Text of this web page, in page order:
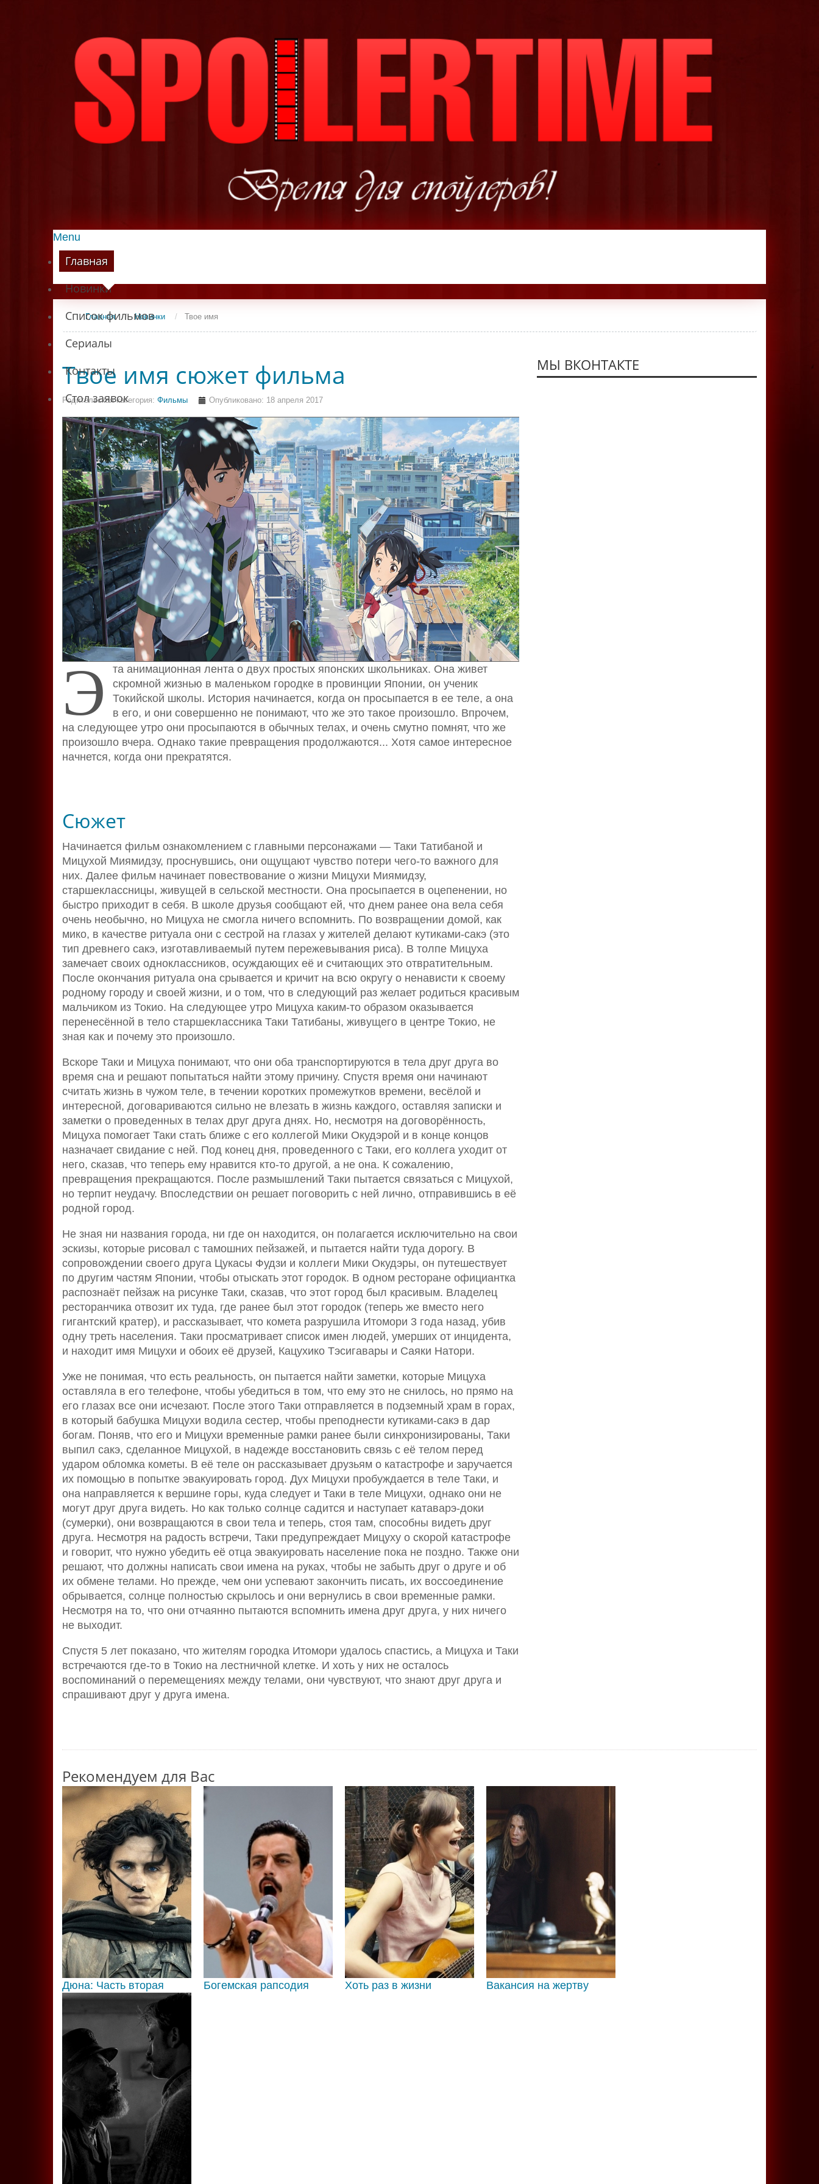
Menu
Главная
Новинки
Список фильмов
Сериалы
Контакты
Стол заявок
Главная / Новинки / Твое имя
Твое имя сюжет фильма
Родительская категория: Фильмы Опубликовано: 18 апреля 2017
Э та анимационная лента о двух простых японских школьниках. Она живет
скромной жизнью в маленьком городке в провинции Японии, он ученик
Токийской школы. История начинается, когда он просыпается в ее теле, а она
в его, и они совершенно не понимают, что же это такое произошло. Впрочем,
на следующее утро они просыпаются в обычных телах, и очень смутно помнят, что же
произошло вчера. Однако такие превращения продолжаются... Хотя самое интересное
начнется, когда они прекратятся.
Сюжет
Начинается фильм ознакомлением с главными персонажами — Таки Татибаной и
Мицухой Миямидзу, проснувшись, они ощущают чувство потери чего-то важного для
них. Далее фильм начинает повествование о жизни Мицухи Миямидзу,
старшеклассницы, живущей в сельской местности. Она просыпается в оцепенении, но
быстро приходит в себя. В школе друзья сообщают ей, что днем ранее она вела себя
очень необычно, но Мицуха не смогла ничего вспомнить. По возвращении домой, как
мико, в качестве ритуала они с сестрой на глазах у жителей делают кутиками-сакэ (это
тип древнего сакэ, изготавливаемый путем пережевывания риса). В толпе Мицуха
замечает своих одноклассников, осуждающих её и считающих это отвратительным.
После окончания ритуала она срывается и кричит на всю округу о ненависти к своему
родному городу и своей жизни, и о том, что в следующий раз желает родиться красивым
мальчиком из Токио. На следующее утро Мицуха каким-то образом оказывается
перенесённой в тело старшеклассника Таки Татибаны, живущего в центре Токио, не
зная как и почему это произошло.
Вскоре Таки и Мицуха понимают, что они оба транспортируются в тела друг друга во
время сна и решают попытаться найти этому причину. Спустя время они начинают
считать жизнь в чужом теле, в течении коротких промежутков времени, весёлой и
интересной, договариваются сильно не влезать в жизнь каждого, оставляя записки и
заметки о проведенных в телах друг друга днях. Но, несмотря на договорённость,
Мицуха помогает Таки стать ближе с его коллегой Мики Окудэрой и в конце концов
назначает свидание с ней. Под конец дня, проведенного с Таки, его коллега уходит от
него, сказав, что теперь ему нравится кто-то другой, а не она. К сожалению,
превращения прекращаются. После размышлений Таки пытается связаться с Мицухой,
но терпит неудачу. Впоследствии он решает поговорить с ней лично, отправившись в её
родной город.
Не зная ни названия города, ни где он находится, он полагается исключительно на свои
эскизы, которые рисовал с тамошних пейзажей, и пытается найти туда дорогу. В
сопровождении своего друга Цукасы Фудзи и коллеги Мики Окудэры, он путешествует
по другим частям Японии, чтобы отыскать этот городок. В одном ресторане официантка
распознаёт пейзаж на рисунке Таки, сказав, что этот город был красивым. Владелец
ресторанчика отвозит их туда, где ранее был этот городок (теперь же вместо него
гигантский кратер), и рассказывает, что комета разрушила Итомори 3 года назад, убив
одну треть населения. Таки просматривает список имен людей, умерших от инцидента,
и находит имя Мицухи и обоих её друзей, Кацухико Тэсигавары и Саяки Натори.
Уже не понимая, что есть реальность, он пытается найти заметки, которые Мицуха
оставляла в его телефоне, чтобы убедиться в том, что ему это не снилось, но прямо на
его глазах все они исчезают. После этого Таки отправляется в подземный храм в горах,
в который бабушка Мицухи водила сестер, чтобы преподнести кутиками-сакэ в дар
богам. Поняв, что его и Мицухи временные рамки ранее были синхронизированы, Таки
выпил сакэ, сделанное Мицухой, в надежде восстановить связь с её телом перед
ударом обломка кометы. В её теле он рассказывает друзьям о катастрофе и заручается
их помощью в попытке эвакуировать город. Дух Мицухи пробуждается в теле Таки, и
она направляется к вершине горы, куда следует и Таки в теле Мицухи, однако они не
могут друг друга видеть. Но как только солнце садится и наступает катаварэ-доки
(сумерки), они возвращаются в свои тела и теперь, стоя там, способны видеть друг
друга. Несмотря на радость встречи, Таки предупреждает Мицуху о скорой катастрофе
и говорит, что нужно убедить её отца эвакуировать население пока не поздно. Также они
решают, что должны написать свои имена на руках, чтобы не забыть друг о друге и об
их обмене телами. Но прежде, чем они успевают закончить писать, их воссоединение
обрывается, солнце полностью скрылось и они вернулись в свои временные рамки.
Несмотря на то, что они отчаянно пытаются вспомнить имена друг друга, у них ничего
не выходит.
Спустя 5 лет показано, что жителям городка Итомори удалось спастись, а Мицуха и Таки
встречаются где-то в Токио на лестничной клетке. И хоть у них не осталось
воспоминаний о перемещениях между телами, они чувствуют, что знают друг друга и
спрашивают друг у друга имена.
МЫ ВКОНТАКТЕ
Рекомендуем для Вас
Дюна: Часть вторая Богемская рапсодия Хоть раз в жизни Вакансия на жертву